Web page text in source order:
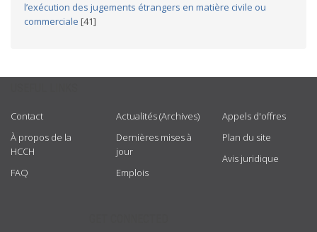
l’exécution des jugements étrangers en matière civile ou
commerciale [41]
Contact
À propos de la
HCCH
FAQ
Actualités (Archives)
Dernières mises à
jour
Emplois
Appels d'offres
Plan du site
Avis juridique